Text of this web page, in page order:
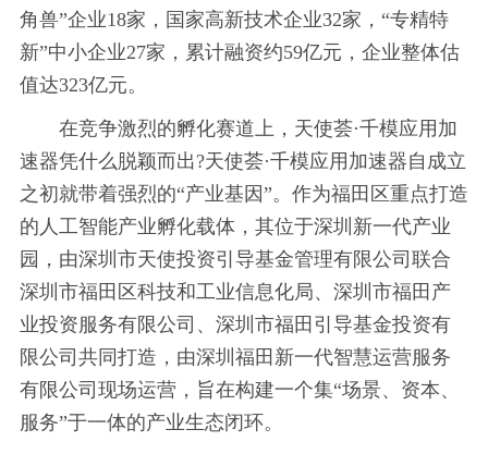
角兽”企业18家，国家高新技术企业32家，“专精特
新”中小企业27家，累计融资约59亿元，企业整体估
值达323亿元。
在竞争激烈的孵化赛道上，天使荟·千模应用加
速器凭什么脱颖而出?天使荟·千模应用加速器自成立
之初就带着强烈的“产业基因”。作为福田区重点打造
的人工智能产业孵化载体，其位于深圳新一代产业
园，由深圳市天使投资引导基金管理有限公司联合
深圳市福田区科技和工业信息化局、深圳市福田产
业投资服务有限公司、深圳市福田引导基金投资有
限公司共同打造，由深圳福田新一代智慧运营服务
有限公司现场运营，旨在构建一个集“场景、资本、
服务”于一体的产业生态闭环。